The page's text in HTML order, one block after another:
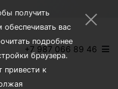
+7 987 066 89 46
×
получить
обеспечивать вас
подробнее
браузера.
к